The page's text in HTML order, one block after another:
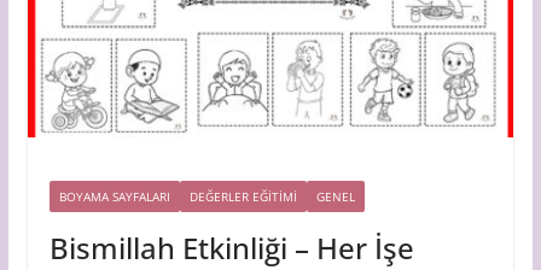
BOYAMA SAYFALARI DEĞERLER EĞİTİMİ GENEL
Bismillah Etkinliği – Her İşe